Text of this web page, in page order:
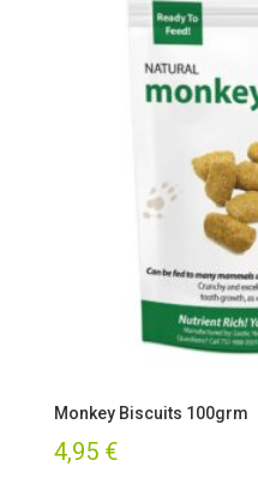
Monkey Biscuits 100grm
4,95 €